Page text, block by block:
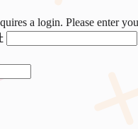
a login. Please enter